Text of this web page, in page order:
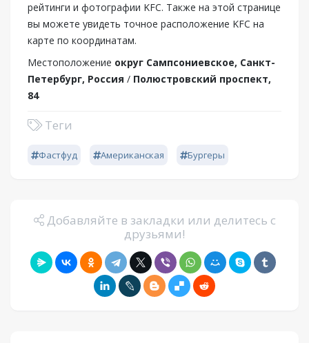
рейтинги и фотографии KFC. Также на этой странице
вы можете увидеть точное расположение KFC на
карте по координатам.
Местоположение округ Сампсониевское, Санкт-
Петербург, Россия / Полюстровский проспект,
84
Теги
Фастфуд Американская Бургеры
Добавляйте в закладки или делитесь с
друзьями!